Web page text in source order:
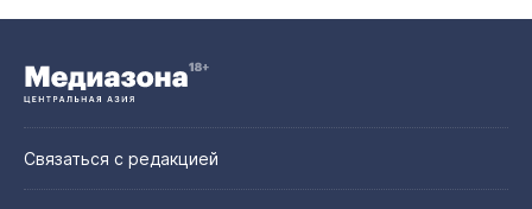
Связаться с редакцией